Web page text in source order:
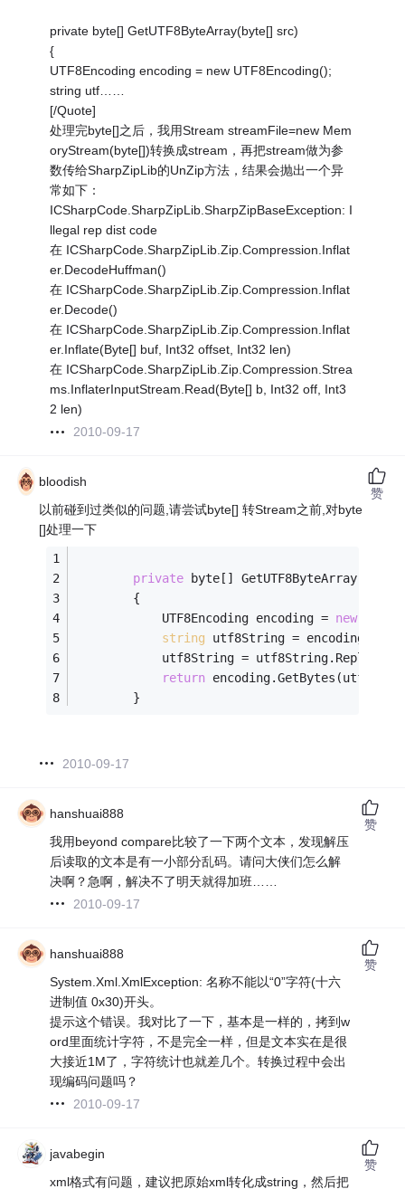
private byte[] GetUTF8ByteArray(byte[] src)
{
UTF8Encoding encoding = new UTF8Encoding();
string utf……
[/Quote]
处理完byte[]之后，我用Stream streamFile=new Mem
oryStream(byte[])转换成stream，再把stream做为参
数传给SharpZipLib的UnZip方法，结果会抛出一个异
常如下：
ICSharpCode.SharpZipLib.SharpZipBaseException: I
llegal rep dist code
在 ICSharpCode.SharpZipLib.Zip.Compression.Inflat
er.DecodeHuffman()
在 ICSharpCode.SharpZipLib.Zip.Compression.Inflat
er.Decode()
在 ICSharpCode.SharpZipLib.Zip.Compression.Inflat
er.Inflate(Byte[] buf, Int32 offset, Int32 len)
在 ICSharpCode.SharpZipLib.Zip.Compression.Strea
ms.InflaterInputStream.Read(Byte[] b, Int32 off, Int3
2 len)
2010-09-17
bloodish
以前碰到过类似的问题,请尝试byte[] 转Stream之前,对byte
[]处理一下
private byte[]
        {
            UTF8Encoding encoding =
new
string utf8String =
            utf8String = utf8String.Replace(
return
        }
2010-09-17
赞
hanshuai888
我用beyond compare比较了一下两个文本，发现解压
后读取的文本是有一小部分乱码。请问大侠们怎么解
决啊？急啊，解决不了明天就得加班……
2010-09-17
赞
hanshuai888
System.Xml.XmlException: 名称不能以“0”字符(十六
进制值 0x30)开头。
提示这个错误。我对比了一下，基本是一样的，拷到w
ord里面统计字符，不是完全一样，但是文本实在是很
大接近1M了，字符统计也就差几个。转换过程中会出
现编码问题吗？
2010-09-17
赞
javabegin
xml格式有问题，建议把原始xml转化成string，然后把
赞